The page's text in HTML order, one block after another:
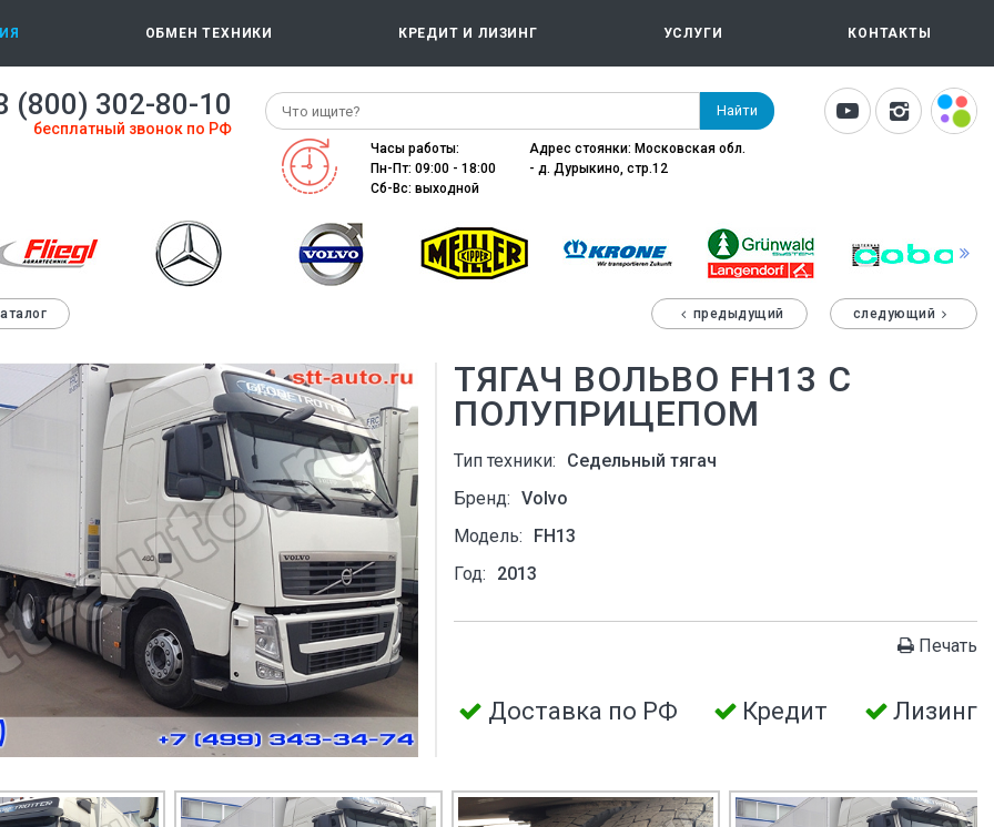
ОБМЕН ТЕХНИКИ КРЕДИТ И ЛИЗИНГ УСЛУГИ КОНТАКТЫ
(800) 302-80-10
бесплатный звонок по РФ
Найти
Часы работы:
Пн-Пт: 09:00 - 18:00
Сб-Вс: выходной
Адрес стоянки: Московская обл.
- д. Дурыкино, стр.12
предыдущий следующий
ТЯГАЧ ВОЛЬВО FH13 С
ПОЛУПРИЦЕПОМ
Тип техники:
Седельный тягач
Бренд: Volvo
Модель:
FH13
Год:
2013
Печать
Доставка по РФ Кредит Лизинг